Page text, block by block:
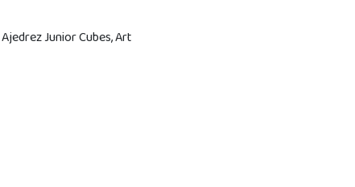
Ajedrez Junior Cubes, Art